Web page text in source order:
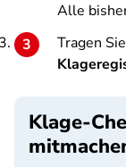
Alle
Tragen
Klage-